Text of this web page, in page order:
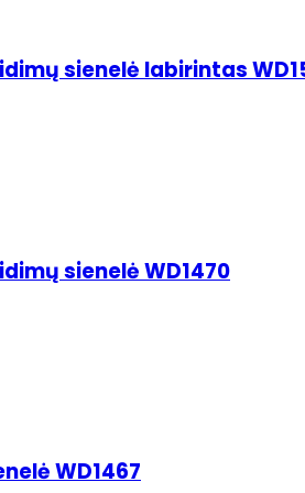
sienelė labirintas
sienelė WD1470
WD1467